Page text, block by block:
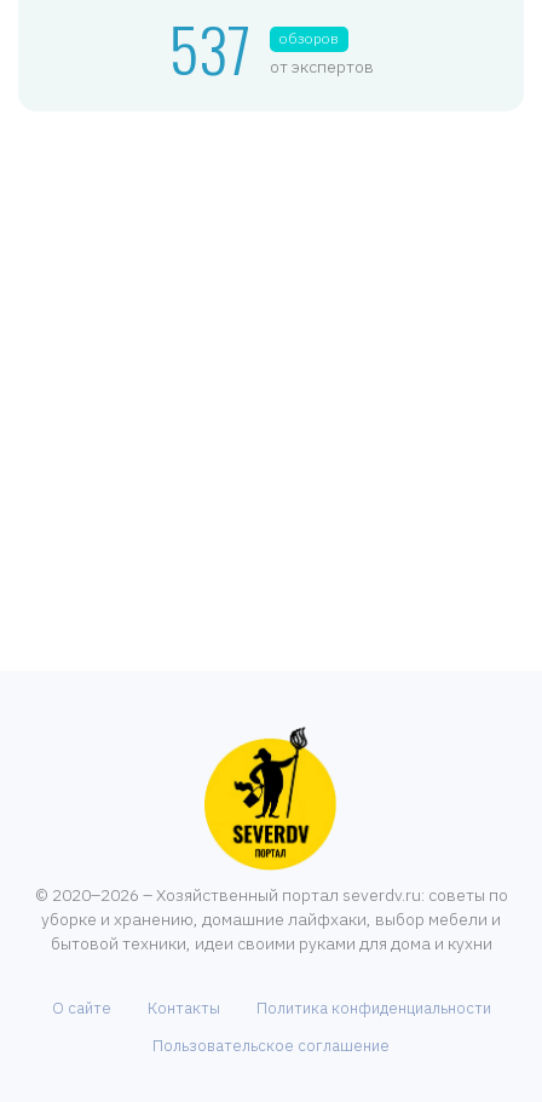
537 обзоров
от экспертов
© 2020–2026 – Хозяйственный портал severdv.ru: советы по
уборке и хранению, домашние лайфхаки, выбор мебели и
бытовой техники, идеи своими руками для дома и кухни
О сайте Контакты
Политика конфиденциальности
Пользовательское соглашение